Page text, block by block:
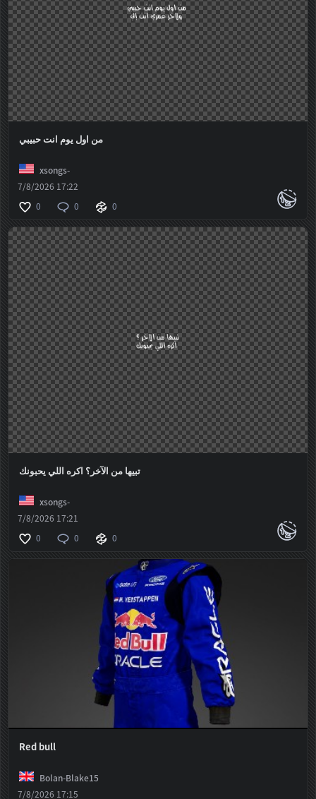
من اول يوم انت حبيبي
xsongs-
7/8/2026 17:22
0
0 0
تبيها من الآخر؟ اكره اللي يحبونك
xsongs-
7/8/2026 17:21
0
0 0
Red bull
Bolan-Blake15
7/8/2026 17:15